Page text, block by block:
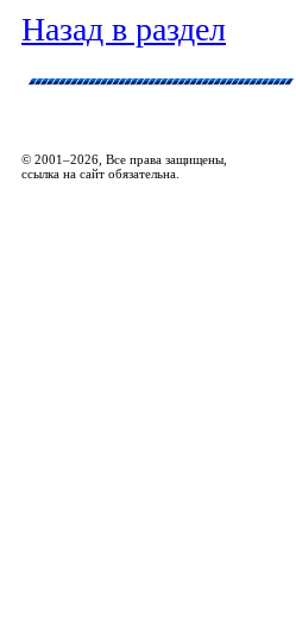
Назад в раздел
© 2001–2026, Все права защищены,
ссылка на сайт обязательна.